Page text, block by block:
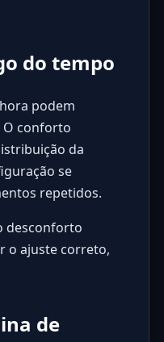
do tempo
podem
conforto
da
se
repetidos.
desconforto
o ajuste correto,
de